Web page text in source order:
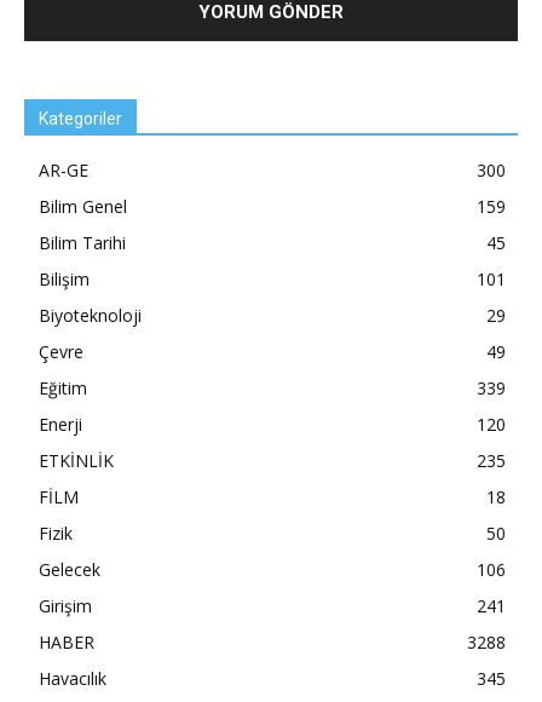
Kategoriler
AR-GE
300
Bilim Genel
159
Bilim Tarihi
45
Bilişim
101
Biyoteknoloji
29
Çevre
49
Eğitim
339
Enerji
120
ETKİNLİK
235
FİLM
18
Fizik
50
Gelecek
106
Girişim
241
HABER
3288
Havacılık
345